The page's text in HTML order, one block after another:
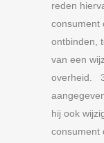
reden
consument
ontbinden,
van een
overheid.
hij ook
consument